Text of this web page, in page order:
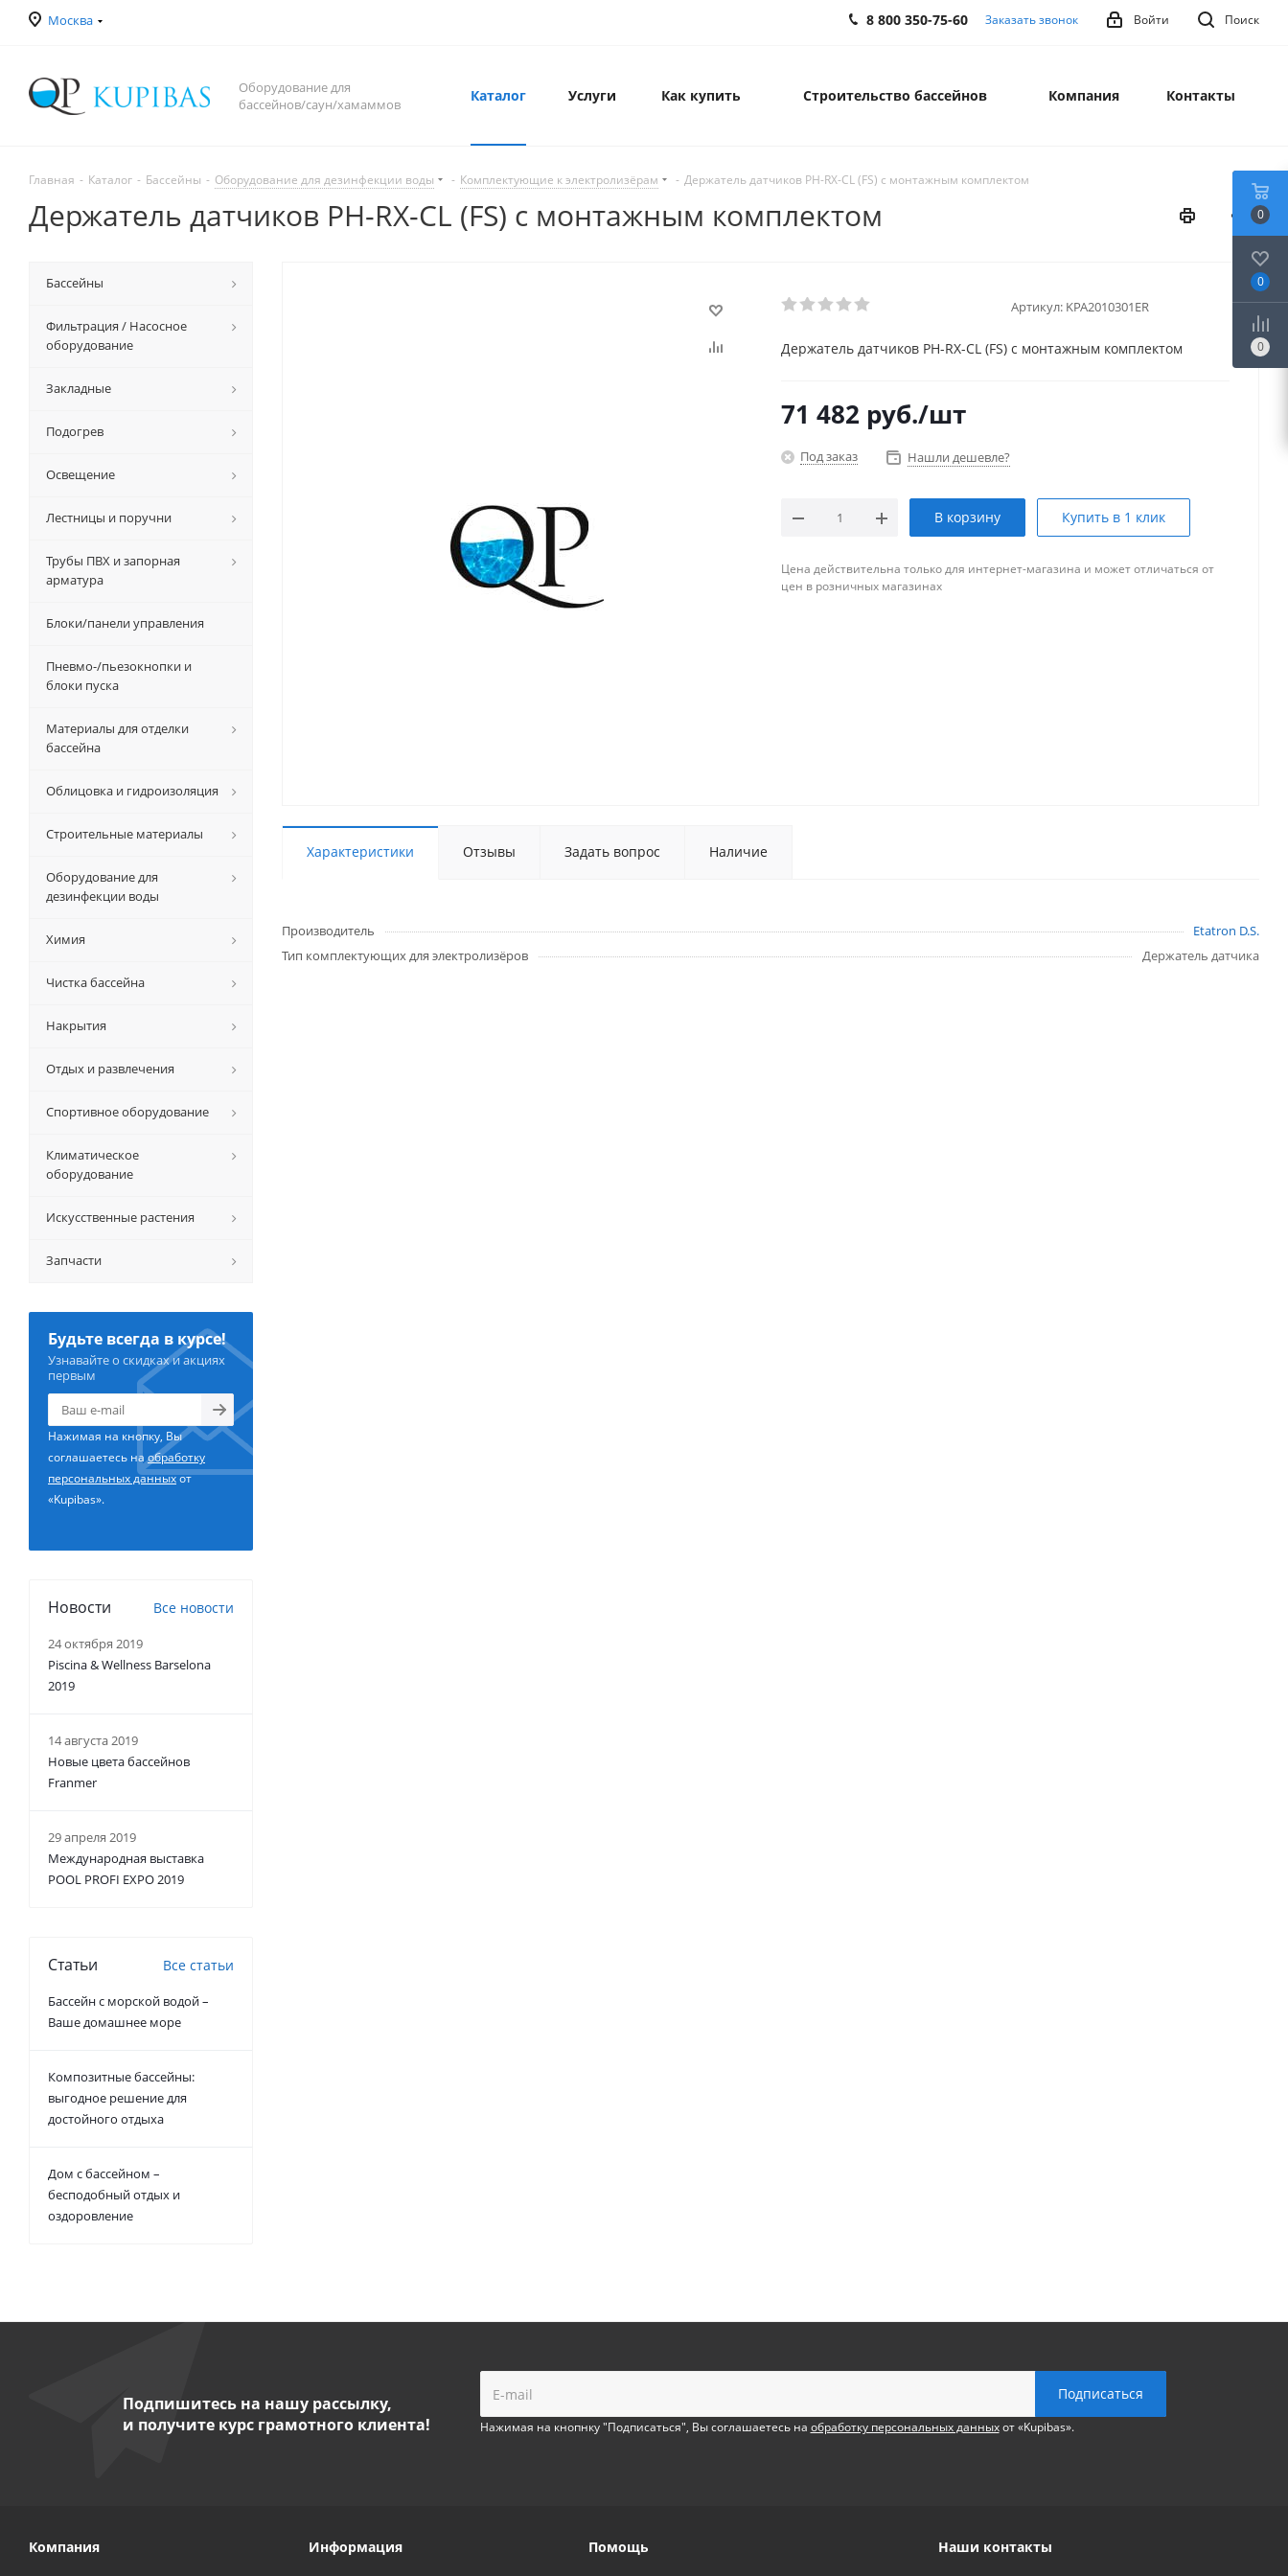
Москва Поиск
Войти
8 800 350-75-60 Заказать звонок
Оборудование для
бассейнов/саун/хамаммов
Каталог Услуги Как купить Строительство бассейнов Компания Контакты
Главная - Каталог - Бассейны - Оборудование для дезинфекции воды - Комплектующие к электролизёрам - Держатель датчиков PH-RX-CL (FS) с монтажным комплектом
Держатель датчиков PH-RX-CL (FS) с монтажным комплектом
Артикул: KPA2010301ER
Держатель датчиков PH-RX-CL (FS) с монтажным комплектом
71 482 руб./шт
Под заказ Нашли дешевле?
В корзину Купить в 1 клик
Цена действительна только для интернет-магазина и может отличаться от
цен в розничных магазинах
Характеристики Отзывы Задать вопрос Наличие
Производитель
Etatron D.S.
Тип комплектующих для электролизёров
Держатель датчика
Бассейны
Фильтрация / Насосное
оборудование
Закладные
Подогрев
Освещение
Лестницы и поручни
Трубы ПВХ и запорная
арматура
Блоки/панели управления
Пневмо-/пьезокнопки и
блоки пуска
Материалы для отделки
бассейна
Облицовка и гидроизоляция
Строительные материалы
Оборудование для
дезинфекции воды
Химия
Чистка бассейна
Накрытия
Отдых и развлечения
Спортивное оборудование
Климатическое
оборудование
Искусственные растения
Запчасти
Будьте всегда в курсе!
Узнавайте о скидках и акциях
первым
Нажимая на кнопку, Вы
соглашаетесь наобработку
персональных данныхот
«Kupibas».
Новости Все новости
24 октября 2019
Piscina & Wellness Barselona
2019
14 августа 2019
Новые цвета бассейнов
Franmer
29 апреля 2019
Международная выставка
POOL PROFI EXPO 2019
Статьи Все статьи
Бассейн с морской водой –
Ваше домашнее море
Композитные бассейны:
выгодное решение для
достойного отдыха
Дом с бассейном –
бесподобный отдых и
оздоровление
Подпишитесь на нашу рассылку,
и получите курс грамотного клиента!
Нажимая на кнопнку "Подписаться", Вы соглашаетесь на обработку персональных данныхот «Kupibas».
Компания Информация Помощь Наши контакты
0
0
0